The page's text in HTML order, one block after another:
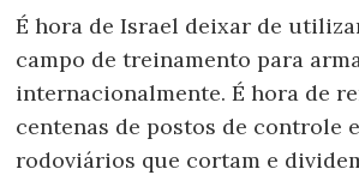
É hora de Israel deixar de
campo de treinamento para
internacionalmente. É hora de
centenas de postos de controle
rodoviários que cortam e